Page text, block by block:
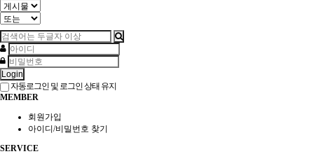
Login
자동로그인 및 로그인 상태 유지
MEMBER
회원가입
아이디/비밀번호 찾기
SERVICE